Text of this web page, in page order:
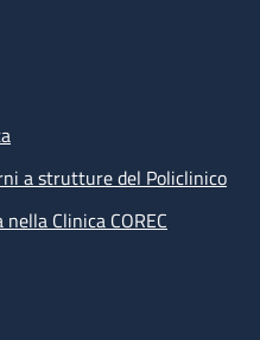
a strutture del Policlinico
Clinica COREC